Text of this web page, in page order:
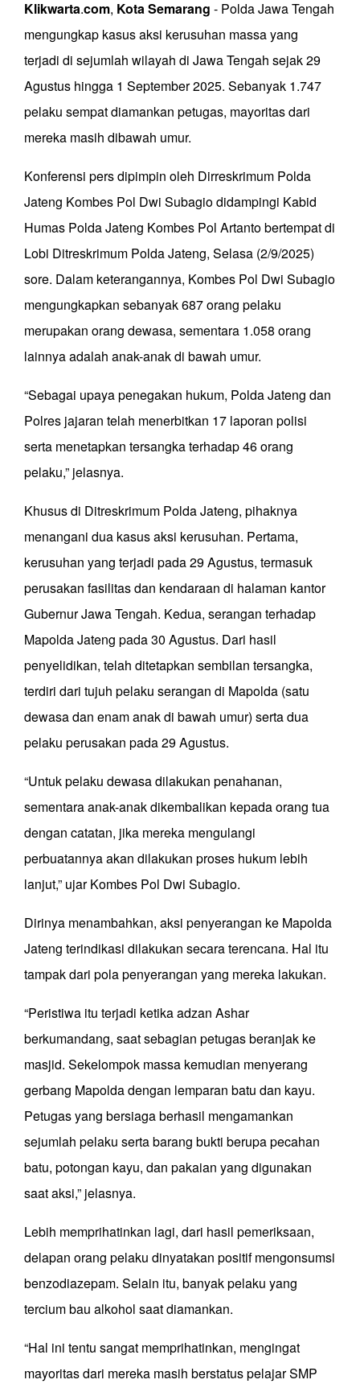
Klikwarta.com, KotaSemarang - Polda Jawa Tengah
mengungkap kasus aksi kerusuhan massa yang
terjadi di sejumlah wilayah di Jawa Tengah sejak 29
Agustus hingga 1 September 2025. Sebanyak 1.747
pelaku sempat diamankan petugas, mayoritas dari
mereka masih dibawah umur.
Konferensi pers dipimpin oleh Dirreskrimum Polda
Jateng Kombes Pol Dwi Subagio didampingi Kabid
Humas Polda Jateng Kombes Pol Artanto bertempat di
Lobi Ditreskrimum Polda Jateng, Selasa (2/9/2025)
sore. Dalam keterangannya, Kombes Pol Dwi Subagio
mengungkapkan sebanyak 687 orang pelaku
merupakan orang dewasa, sementara 1.058 orang
lainnya adalah anak-anak di bawah umur.
“Sebagai upaya penegakan hukum, Polda Jateng dan
Polres jajaran telah menerbitkan 17 laporan polisi
serta menetapkan tersangka terhadap 46 orang
pelaku,” jelasnya.
Khusus di Ditreskrimum Polda Jateng, pihaknya
menangani dua kasus aksi kerusuhan. Pertama,
kerusuhan yang terjadi pada 29 Agustus, termasuk
perusakan fasilitas dan kendaraan di halaman kantor
Gubernur Jawa Tengah. Kedua, serangan terhadap
Mapolda Jateng pada 30 Agustus. Dari hasil
penyelidikan, telah ditetapkan sembilan tersangka,
terdiri dari tujuh pelaku serangan di Mapolda (satu
dewasa dan enam anak di bawah umur) serta dua
pelaku perusakan pada 29 Agustus.
“Untuk pelaku dewasa dilakukan penahanan,
sementara anak-anak dikembalikan kepada orang tua
dengan catatan, jika mereka mengulangi
perbuatannya akan dilakukan proses hukum lebih
lanjut,” ujar Kombes Pol Dwi Subagio.
Dirinya menambahkan, aksi penyerangan ke Mapolda
Jateng terindikasi dilakukan secara terencana. Hal itu
tampak dari pola penyerangan yang mereka lakukan.
“Peristiwa itu terjadi ketika adzan Ashar
berkumandang, saat sebagian petugas beranjak ke
masjid. Sekelompok massa kemudian menyerang
gerbang Mapolda dengan lemparan batu dan kayu.
Petugas yang bersiaga berhasil mengamankan
sejumlah pelaku serta barang bukti berupa pecahan
batu, potongan kayu, dan pakaian yang digunakan
saat aksi,” jelasnya.
Lebih memprihatinkan lagi, dari hasil pemeriksaan,
delapan orang pelaku dinyatakan positif mengonsumsi
benzodiazepam. Selain itu, banyak pelaku yang
tercium bau alkohol saat diamankan.
“Hal ini tentu sangat memprihatinkan, mengingat
mayoritas dari mereka masih berstatus pelajar SMP